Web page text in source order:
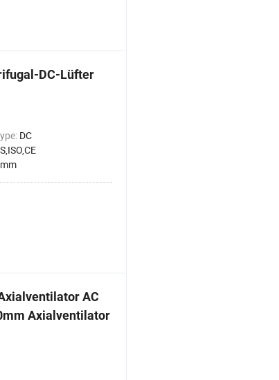
DC-Lüfter
DC
AC
Axialventilator